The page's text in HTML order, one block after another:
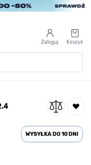
Zaloguj Koszyk
WYSYŁKA DO 10 DNI